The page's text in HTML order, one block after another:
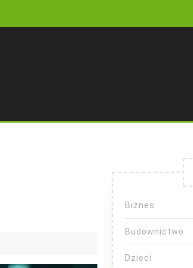
Biznes
Budownictwo
Dzieci